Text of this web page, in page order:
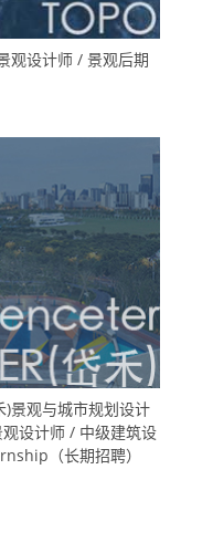
观设计师 / 景观后期
)景观与城市规划设计
设计师 / 中级建筑设
（长期招聘）